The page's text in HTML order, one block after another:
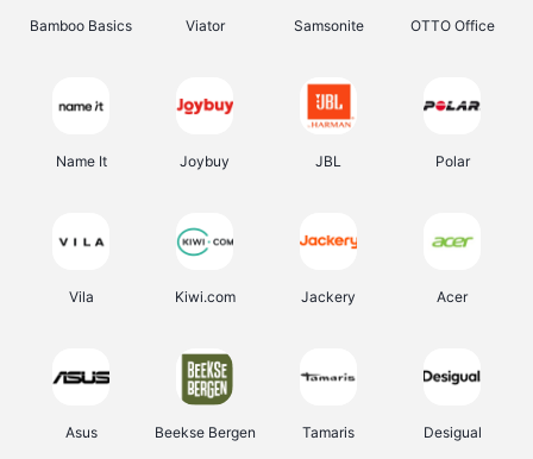
Bamboo Basics Viator Samsonite OTTO Office
Name It Joybuy JBL Polar
Vila Kiwi.com Jackery Acer
Asus Beekse Bergen Tamaris Desigual